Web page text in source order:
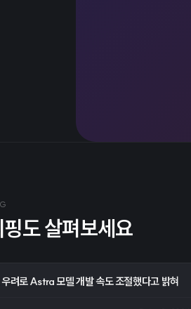
도 살펴보세요
려로 Astra 모델 개발 속도 조절했다고 밝혀